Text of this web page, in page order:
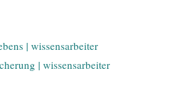
| wissensarbeiter
| wissensarbeiter